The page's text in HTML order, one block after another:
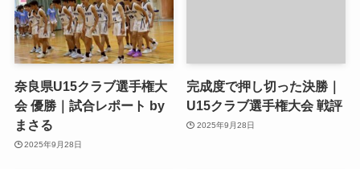
奈良県U15クラブ選手権大
会 優勝｜試合レポート by
まさる
2025年9月28日
完成度で押し切った決勝｜
U15クラブ選手権大会 戦評
2025年9月28日